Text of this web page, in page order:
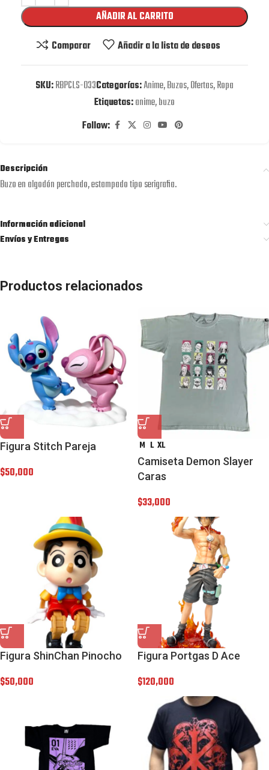
AÑADIR AL CARRITO
Comparar
Añadir a la lista de deseos
SKU:RBPCLS-033Categorías:Anime,Buzos,Ofertas,Ropa
Etiquetas:anime,buzo
Follow:
Descripción
Buzo en algodón perchado, estampado tipo serigrafia.
Información adicional
Envíos y Entregas
Productos relacionados
Figura Stitch Pareja
$50,000
M L XL
Camiseta Demon Slayer
Caras
$33,000
Figura ShinChan Pinocho
$50,000
Figura Portgas D Ace
$120,000